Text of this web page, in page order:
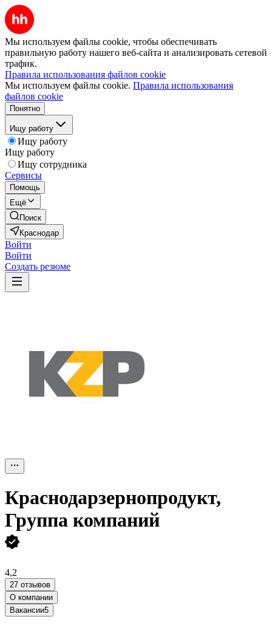
Мы используем файлы cookie, чтобы обеспечивать
правильную работу нашего веб-сайта и анализировать сетевой
трафик.
Правила использования файлов cookie
Мы используем файлы cookie. Правила использования
файлов cookie
Понятно
Ищу работу
Ищу работу
Ищу работу
Ищу сотрудника
Сервисы
Помощь
Ещё
Поиск
Краснодар
Войти
Войти
Создать резюме
Краснодарзернопродукт,
Группа компаний
4,2
27 отзывов
О компании
Вакансии5